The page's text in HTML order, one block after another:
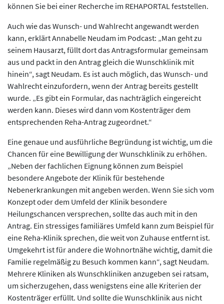
können Sie bei einer Recherche im REHAPORTAL feststellen.
Auch wie das Wunsch- und Wahlrecht angewandt werden
kann, erklärt Annabelle Neudam im Podcast: „Man geht zu
seinem Hausarzt, füllt dort das Antragsformular gemeinsam
aus und packt in den Antrag gleich die Wunschklinik mit
hinein“, sagt Neudam. Es ist auch möglich, das Wunsch- und
Wahlrecht einzufordern, wenn der Antrag bereits gestellt
wurde. „Es gibt ein Formular, das nachträglich eingereicht
werden kann. Dieses wird dann vom Kostenträger dem
entsprechenden Reha-Antrag zugeordnet.“
Eine genaue und ausführliche Begründung ist wichtig, um die
Chancen für eine Bewilligung der Wunschklinik zu erhöhen.
„Neben der fachlichen Eignung können zum Beispiel
besondere Angebote der Klinik für bestehende
Nebenerkrankungen mit angeben werden. Wenn Sie sich vom
Konzept oder dem Umfeld der Klinik besondere
Heilungschancen versprechen, sollte das auch mit in den
Antrag. Ein stressiges familiäres Umfeld kann zum Beispiel für
eine Reha-Klinik sprechen, die weit von Zuhause entfernt ist.
Umgekehrt ist für andere die Wohnortnähe wichtig, damit die
Familie regelmäßig zu Besuch kommen kann“, sagt Neudam.
Mehrere Kliniken als Wunschkliniken anzugeben sei ratsam,
um sicherzugehen, dass wenigstens eine alle Kriterien der
Kostenträger erfüllt. Und sollte die Wunschklinik aus nicht